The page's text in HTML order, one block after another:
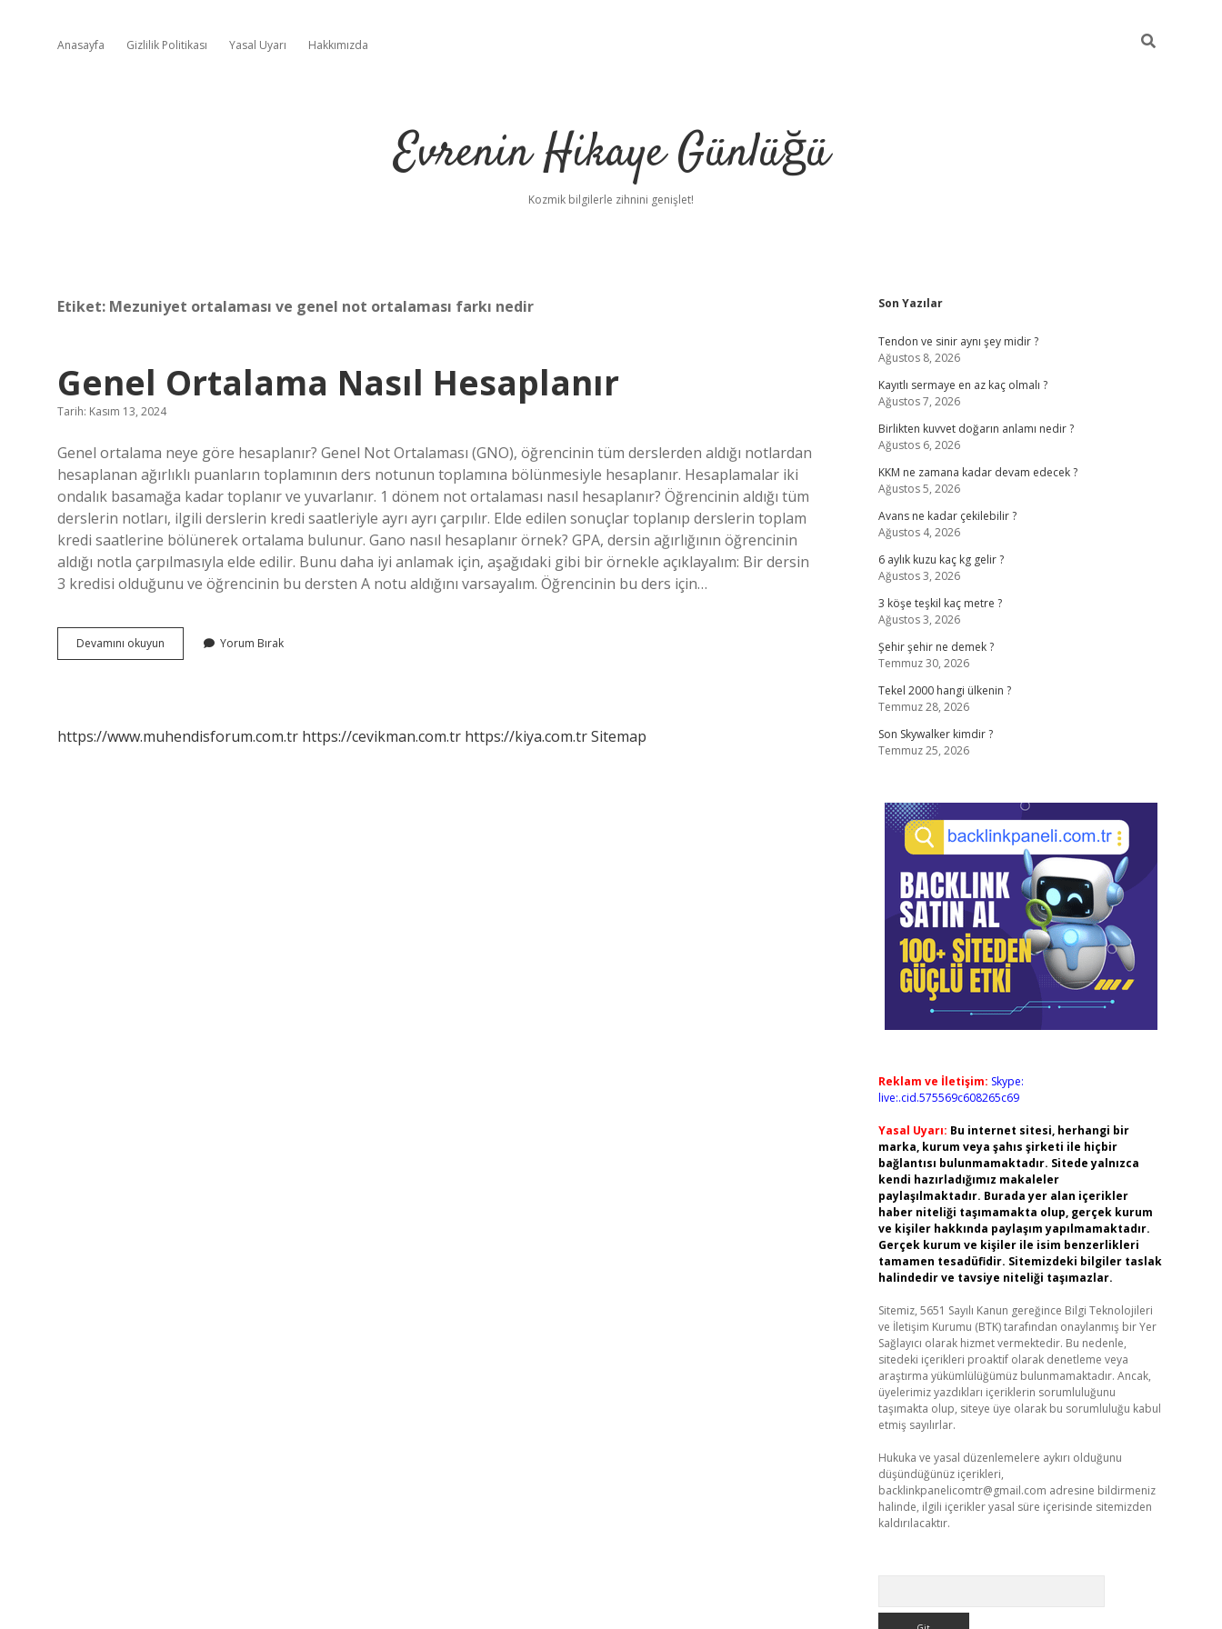
Anasayfa Gizlilik Politikası Yasal Uyarı Hakkımızda
Evrenin Hikaye Günlüğü
Kozmik bilgilerle zihnini genişlet!
Etiket: Mezuniyet ortalaması ve genel not ortalaması farkı nedir
Genel Ortalama Nasıl Hesaplanır
Tarih: Kasım 13, 2024
Genel ortalama neye göre hesaplanır? Genel Not Ortalaması (GNO), öğrencinin tüm derslerden aldığı notlardan
hesaplanan ağırlıklı puanların toplamının ders notunun toplamına bölünmesiyle hesaplanır. Hesaplamalar iki
ondalık basamağa kadar toplanır ve yuvarlanır. 1 dönem not ortalaması nasıl hesaplanır? Öğrencinin aldığı tüm
derslerin notları, ilgili derslerin kredi saatleriyle ayrı ayrı çarpılır. Elde edilen sonuçlar toplanıp derslerin toplam
kredi saatlerine bölünerek ortalama bulunur. Gano nasıl hesaplanır örnek? GPA, dersin ağırlığının öğrencinin
aldığı notla çarpılmasıyla elde edilir. Bunu daha iyi anlamak için, aşağıdaki gibi bir örnekle açıklayalım: Bir dersin
3 kredisi olduğunu ve öğrencinin bu dersten A notu aldığını varsayalım. Öğrencinin bu ders için…
Devamını okuyun
Ortalama
Yorum Bırak
https://www.muhendisforum.com.tr https://cevikman.com.tr https://kiya.com.trSitemap
Sidebar
Son Yazılar
Tendon ve sinir aynı şey midir ?
Ağustos 8, 2026
Kayıtlı sermaye en az kaç olmalı ?
Ağustos 7, 2026
Birlikten kuvvet doğarın anlamı nedir ?
Ağustos 6, 2026
KKM ne zamana kadar devam edecek ?
Ağustos 5, 2026
Avans ne kadar çekilebilir ?
Ağustos 4, 2026
6 aylık kuzu kaç kg gelir ?
Ağustos 3, 2026
3 köşe teşkil kaç metre ?
Ağustos 3, 2026
Şehir şehir ne demek ?
Temmuz 30, 2026
Tekel 2000 hangi ülkenin ?
Temmuz 28, 2026
Son Skywalker kimdir ?
Temmuz 25, 2026
Reklam ve İletişim: Skype:
live:.cid.575569c608265c69
Yasal Uyarı: Bu internet sitesi, herhangi bir
marka, kurum veya şahıs şirketi ile hiçbir
bağlantısı bulunmamaktadır. Sitede yalnızca
kendi hazırladığımız makaleler
paylaşılmaktadır. Burada yer alan içerikler
haber niteliği taşımamakta olup, gerçek kurum
ve kişiler hakkında paylaşım yapılmamaktadır.
Gerçek kurum ve kişiler ile isim benzerlikleri
tamamen tesadüfidir. Sitemizdeki bilgiler taslak
halindedir ve tavsiye niteliği taşımazlar.
Sitemiz, 5651 Sayılı Kanun gereğince Bilgi Teknolojileri
ve İletişim Kurumu (BTK) tarafından onaylanmış bir Yer
Sağlayıcı olarak hizmet vermektedir. Bu nedenle,
sitedeki içerikleri proaktif olarak denetleme veya
araştırma yükümlülüğümüz bulunmamaktadır. Ancak,
üyelerimiz yazdıkları içeriklerin sorumluluğunu
taşımakta olup, siteye üye olarak bu sorumluluğu kabul
etmiş sayılırlar.
Hukuka ve yasal düzenlemelere aykırı olduğunu
düşündüğünüz içerikleri,
backlinkpanelicomtr@gmail.com adresine bildirmeniz
halinde, ilgili içerikler yasal süre içerisinde sitemizden
kaldırılacaktır.